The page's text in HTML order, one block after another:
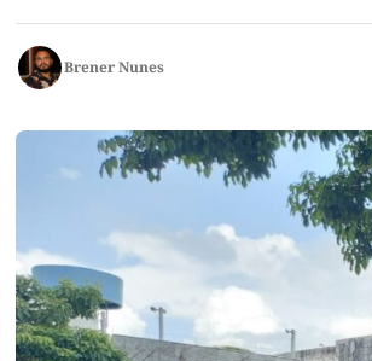
Brener Nunes